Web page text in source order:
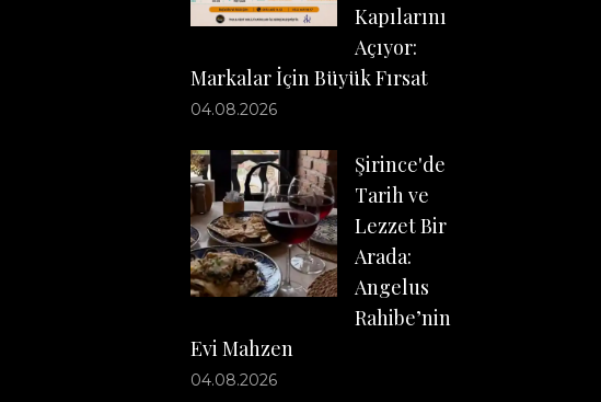
Kapılarını
Açıyor:
Markalar İçin Büyük Fırsat
04.08.2026
Şirince'de
Tarih ve
Lezzet Bir
Arada:
Angelus
Rahibe’nin
Evi Mahzen
04.08.2026